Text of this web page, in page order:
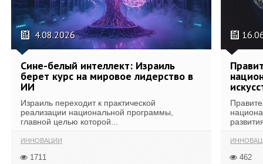
4.08.2026
Сине-белый интеллект: Израиль
берет курс на мировое лидерство в
ИИ
Израиль переходит к практической
реализации национальной программы,
главной целью которой...
ИННОВАЦИИ
1711 462